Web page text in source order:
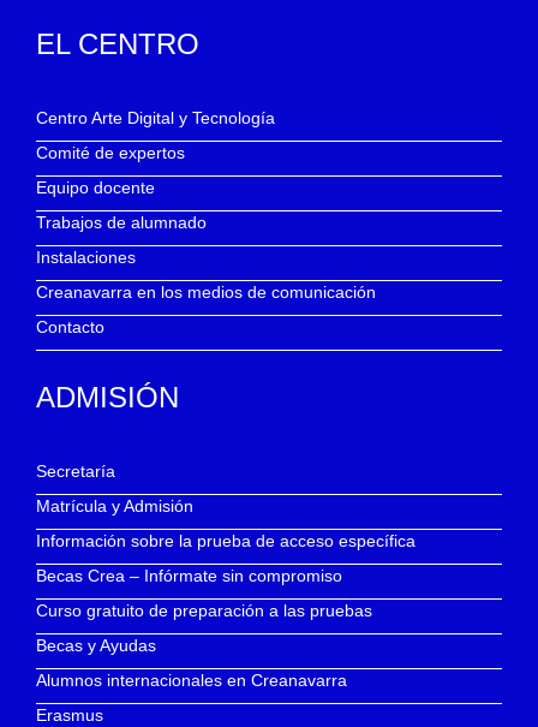
EL CENTRO
Centro Arte Digital y Tecnología
Comité de expertos
Equipo docente
Trabajos de alumnado
Instalaciones
Creanavarra en los medios de comunicación
Contacto
ADMISIÓN
Secretaría
Matrícula y Admisión
Información sobre la prueba de acceso específica
Becas Crea – Infórmate sin compromiso
Curso gratuito de preparación a las pruebas
Becas y Ayudas
Alumnos internacionales en Creanavarra
Erasmus